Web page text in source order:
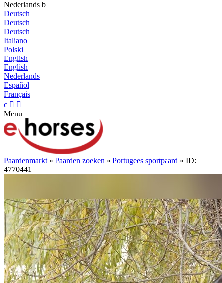
Nederlands b
Deutsch
Deutsch
Deutsch
Italiano
Polski
English
English
Nederlands
Español
Français
c  
Menu
Paardenmarkt » Paarden zoeken » Portugees sportpaard » ID:
4770441